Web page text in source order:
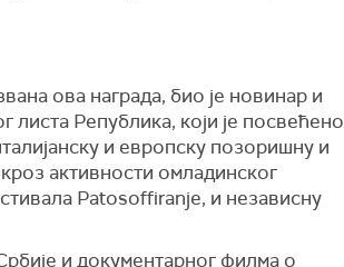
ова награда, био је новинар и
листа Република, који је посвећено
и европску позоришну и
активности омладинског
Patosoffiranje, и независну
и документарног филма о